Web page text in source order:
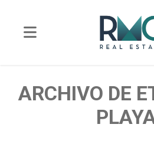
ARCHIVO DE